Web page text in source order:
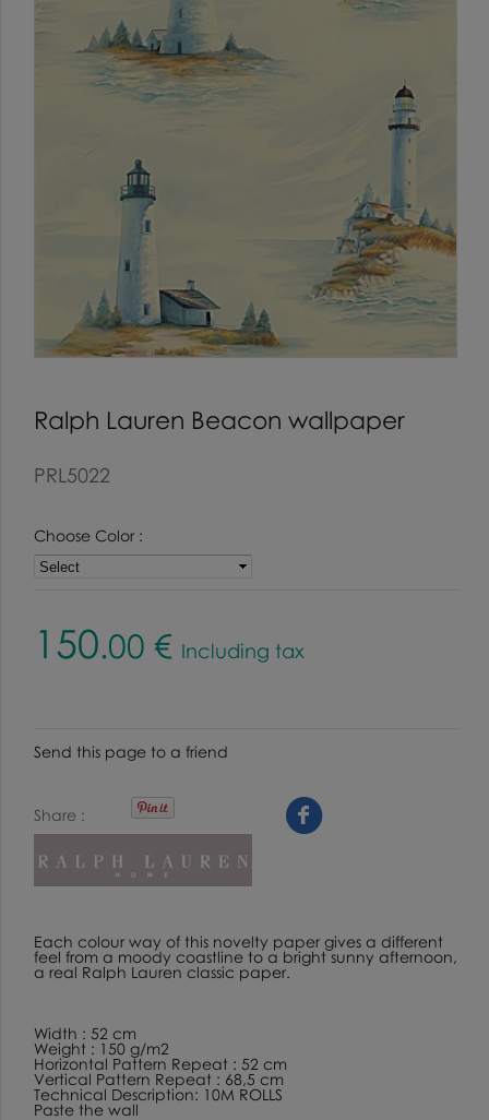
Ralph Lauren Beacon wallpaper
PRL5022
Choose Color :
150.00 € Including tax
Send this page to a friend
Share
Each colour way of this novelty paper gives a different
feel from a moody coastline to a bright sunny afternoon,
a real Ralph Lauren classic paper.
Width : 52 cm
Weight : 150 g/m2
Horizontal Pattern Repeat : 52 cm
Vertical Pattern Repeat : 68,5 cm
Technical Description: 10M ROLLS
Paste the wall